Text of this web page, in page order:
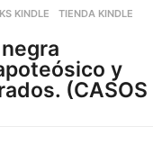
KINDLE ,TIENDA KINDLE
y
(CASOS